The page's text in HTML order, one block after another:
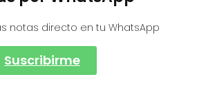
notas directo en tu WhatsApp
Suscribirme